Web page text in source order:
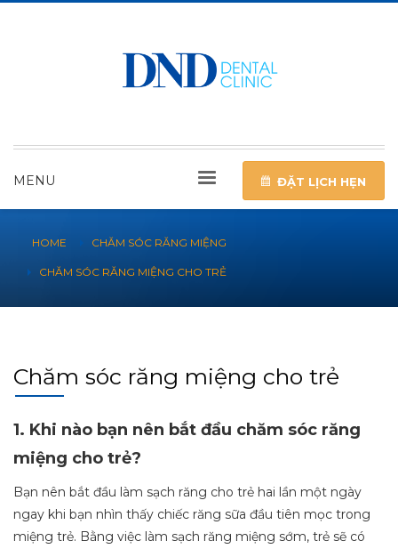
MENU ĐẶT LỊCH HẸN
HOME CHĂM SÓC RĂNG MIỆNG
CHĂM SÓC RĂNG MIỆNG CHO TRẺ
Chăm sóc răng miệng cho trẻ
1. Khi nào bạn nên bắt đầu chăm sóc răng
miệng cho trẻ?
Bạn nên bắt đầu làm sạch răng cho trẻ hai lần một ngày
ngay khi bạn nhìn thấy chiếc răng sữa đầu tiên mọc trong
miệng trẻ. Bằng việc làm sạch răng miệng sớm, trẻ sẽ có